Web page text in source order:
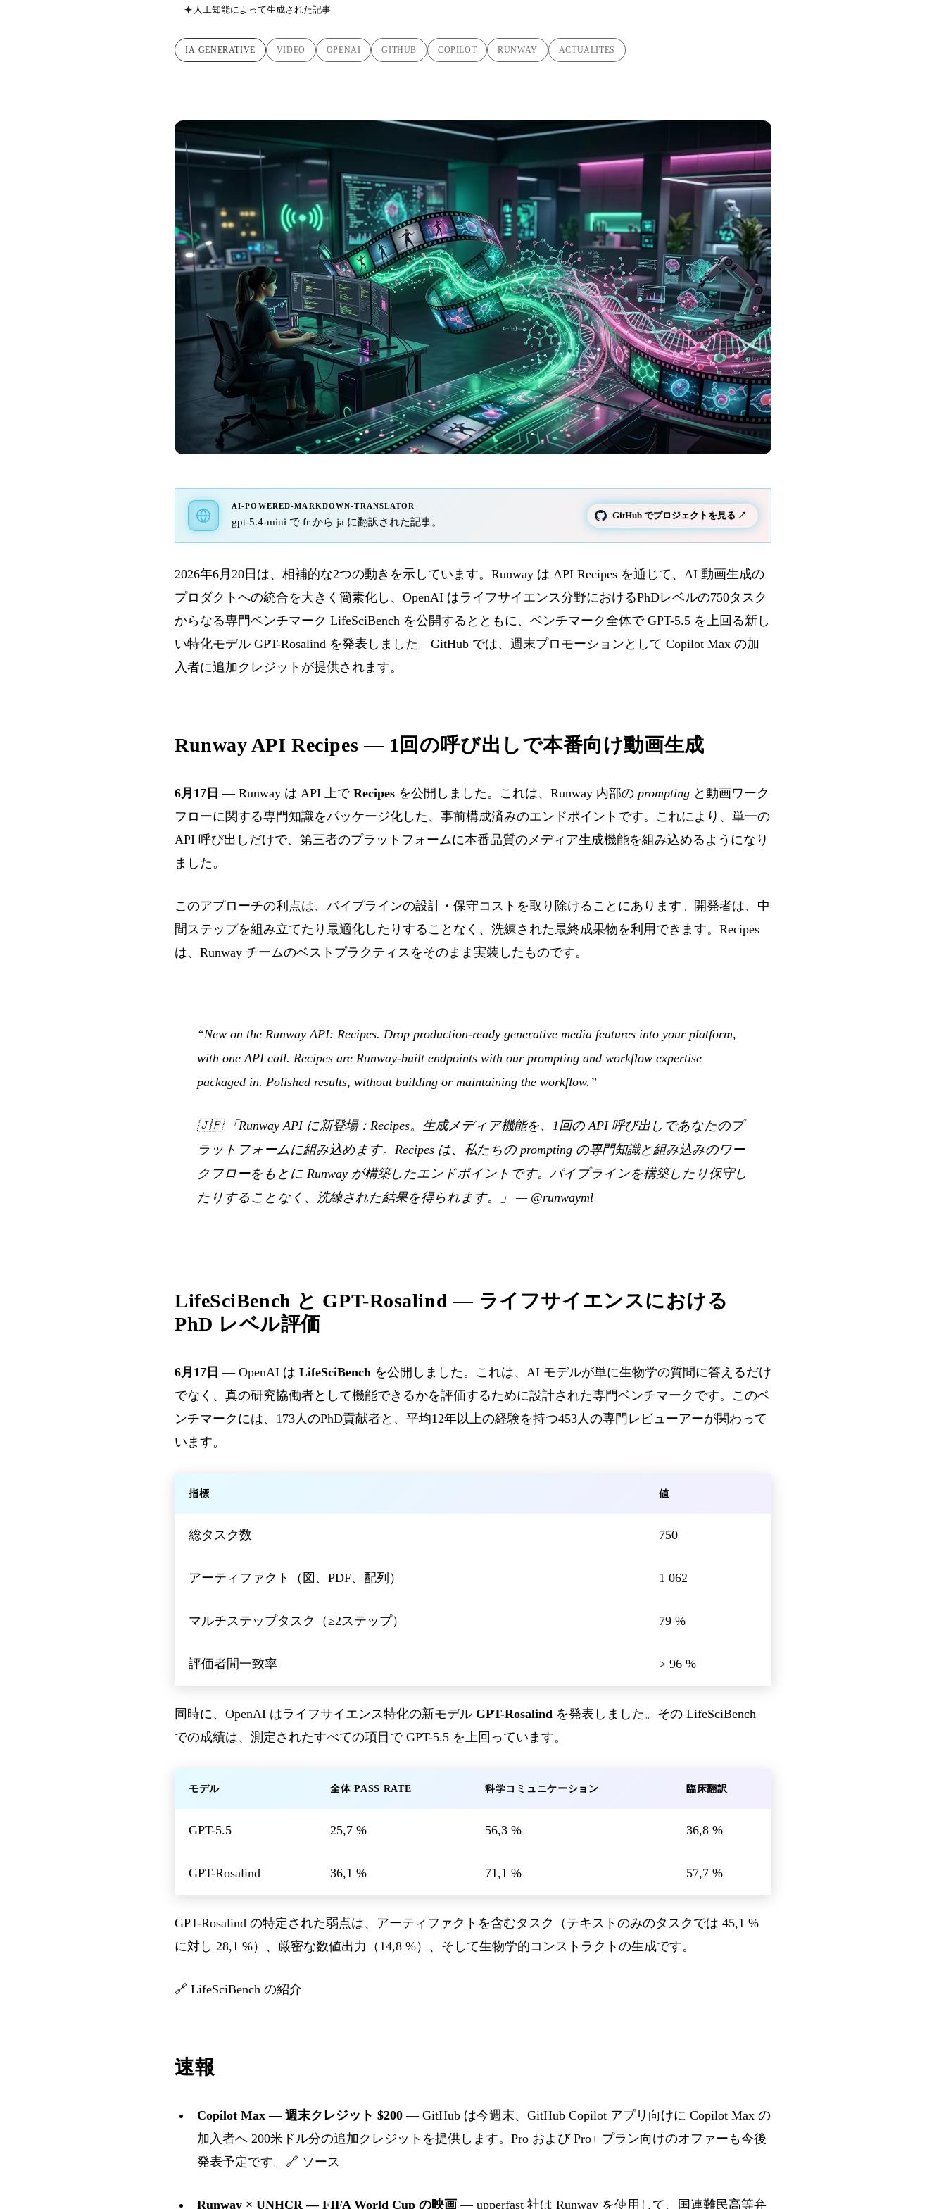
人工知能によって生成された記事
IA-GENERATIVE VIDEO OPENAI GITHUB COPILOT RUNWAY ACTUALITES
AI-POWERED-MARKDOWN-TRANSLATOR
gpt-5.4-mini で fr から ja に翻訳された記事。
GitHub でプロジェクトを見る ↗
2026年6月20日は、相補的な2つの動きを示しています。Runway は API Recipes を通じて、AI 動画生成の
プロダクトへの統合を大きく簡素化し、OpenAI はライフサイエンス分野におけるPhDレベルの750タスク
からなる専門ベンチマーク LifeSciBench を公開するとともに、ベンチマーク全体で GPT-5.5 を上回る新し
い特化モデル GPT-Rosalind を発表しました。GitHub では、週末プロモーションとして Copilot Max の加
入者に追加クレジットが提供されます。
Runway API Recipes — 1回の呼び出しで本番向け動画生成
6月17日 — Runway は API 上で Recipes を公開しました。これは、Runway 内部の prompting と動画ワーク
フローに関する専門知識をパッケージ化した、事前構成済みのエンドポイントです。これにより、単一の
API 呼び出しだけで、第三者のプラットフォームに本番品質のメディア生成機能を組み込めるようになり
ました。
このアプローチの利点は、パイプラインの設計・保守コストを取り除けることにあります。開発者は、中
間ステップを組み立てたり最適化したりすることなく、洗練された最終成果物を利用できます。Recipes
は、Runway チームのベストプラクティスをそのまま実装したものです。
“New on the Runway API: Recipes. Drop production-ready generative media features into your platform,
with one API call. Recipes are Runway-built endpoints with our prompting and workflow expertise
packaged in. Polished results, without building or maintaining the workflow.”
🇯🇵 「Runway API に新登場：Recipes。生成メディア機能を、1回の API 呼び出しであなたのプ
ラットフォームに組み込めます。Recipes は、私たちの prompting の専門知識と組み込みのワー
クフローをもとに Runway が構築したエンドポイントです。パイプラインを構築したり保守し
たりすることなく、洗練された結果を得られます。」 — @runwayml
LifeSciBench と GPT-Rosalind — ライフサイエンスにおける
PhD レベル評価
6月17日 — OpenAI は LifeSciBench を公開しました。これは、AI モデルが単に生物学の質問に答えるだけ
でなく、真の研究協働者として機能できるかを評価するために設計された専門ベンチマークです。このベ
ンチマークには、173人のPhD貢献者と、平均12年以上の経験を持つ453人の専門レビューアーが関わって
います。
指標 値
総タスク数 750
アーティファクト（図、PDF、配列） 1 062
マルチステップタスク（≥2ステップ） 79 %
評価者間一致率 > 96 %
同時に、OpenAI はライフサイエンス特化の新モデル GPT-Rosalind を発表しました。その LifeSciBench
での成績は、測定されたすべての項目で GPT-5.5 を上回っています。
モデル 全体 PASS RATE 科学コミュニケーション 臨床翻訳
GPT-5.5 25,7 % 56,3 % 36,8 %
GPT-Rosalind 36,1 % 71,1 % 57,7 %
GPT-Rosalind の特定された弱点は、アーティファクトを含むタスク（テキストのみのタスクでは 45,1 %
に対し 28,1 %）、厳密な数値出力（14,8 %）、そして生物学的コンストラクトの生成です。
🔗 LifeSciBench の紹介
速報
Copilot Max — 週末クレジット $200 — GitHub は今週末、GitHub Copilot アプリ向けに Copilot Max の
加入者へ 200米ドル分の追加クレジットを提供します。Pro および Pro+ プラン向けのオファーも今後
発表予定です。🔗 ソース
Runway × UNHCR — FIFA World Cup の映画 — upperfast 社は Runway を使用して、国連難民高等弁